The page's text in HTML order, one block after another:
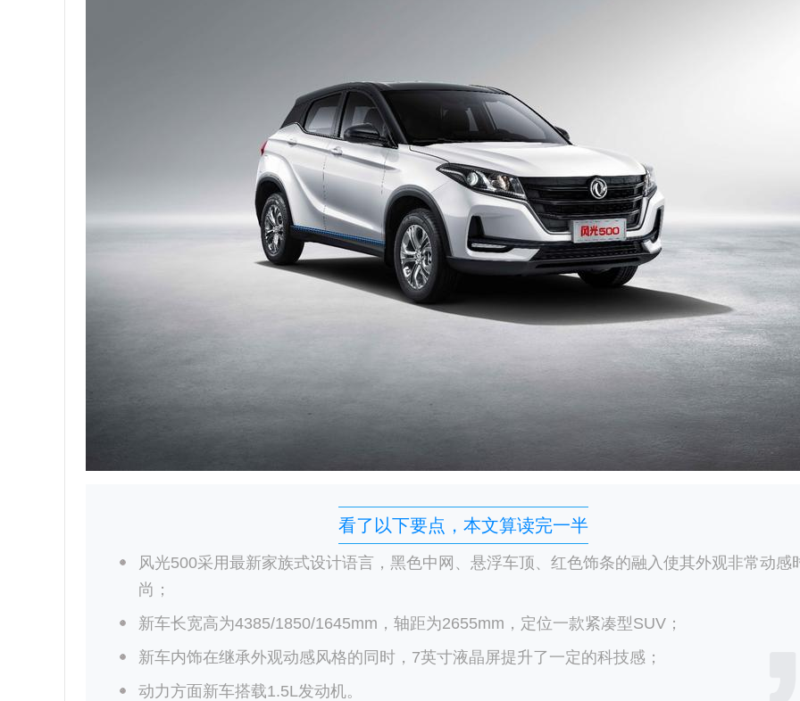
看了以下要点，本文算读完一半
风光500采用最新家族式设计语言，黑色中网、悬浮车顶、红色饰条的融入使其外观非常动感
尚；
新车长宽高为4385/1850/1645mm，轴距为2655mm，定位一款紧凑型SUV；
新车内饰在继承外观动感风格的同时，7英寸液晶屏提升了一定的科技感；
动力方面新车搭载1.5L发动机。